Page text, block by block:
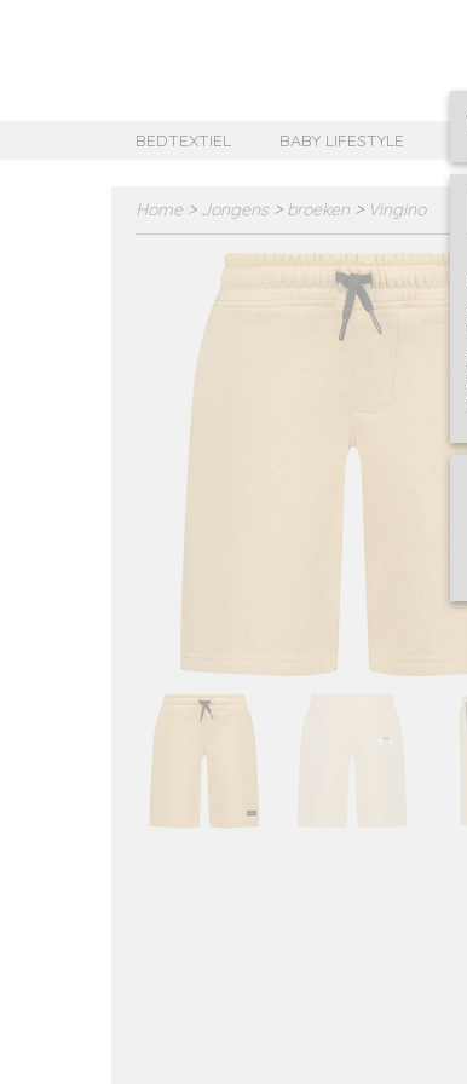
BEDTEXTIEL BABY LIFESTYLE
Home > Jongens > broeken > Vingino